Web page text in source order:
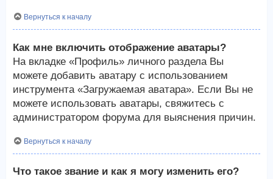
Вернуться к началу
Как мне включить отображение аватары?
На вкладке «Профиль» личного раздела Вы
можете добавить аватару с использованием
инструмента «Загружаемая аватара». Если Вы не
можете использовать аватары, свяжитесь с
администратором форума для выяснения причин.
Вернуться к началу
Что такое звание и как я могу изменить его?